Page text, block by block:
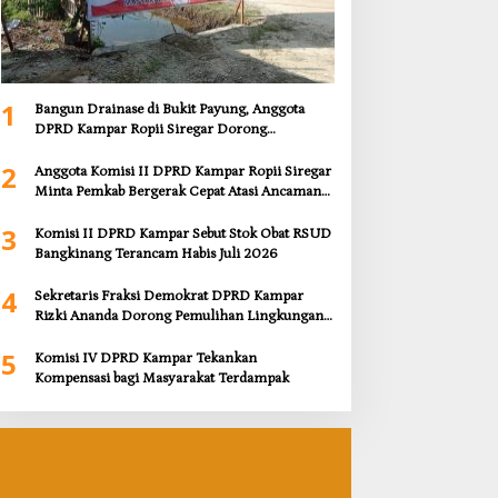
1
Bangun Drainase di Bukit Payung, Anggota
DPRD Kampar Ropii Siregar Dorong
Dasar
2
Anggota Komisi II DPRD Kampar Ropii Siregar
Minta Pemkab Bergerak Cepat Atasi Ancaman
Dihati
3
Komisi II DPRD Kampar Sebut Stok Obat RSUD
Bangkinang Terancam Habis Juli 2026
4
Sekretaris Fraksi Demokrat DPRD Kampar
Rizki Ananda Dorong Pemulihan Lingkungan
5
Komisi IV DPRD Kampar Tekankan
Kompensasi bagi Masyarakat Terdampak